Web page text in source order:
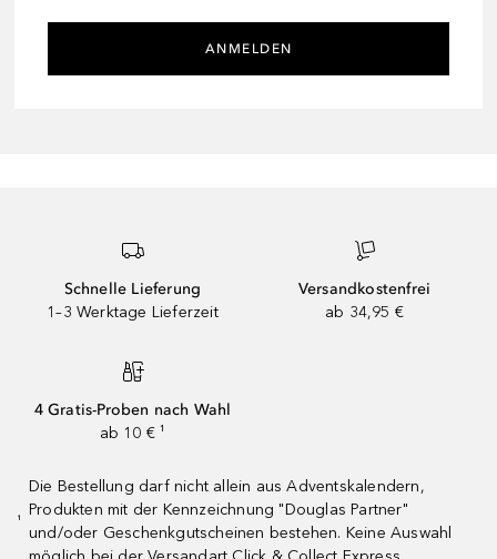
ANMELDEN
Schnelle Lieferung
1–3 Werktage Lieferzeit
Versandkostenfrei
ab 34,95 €
4 Gratis-Proben nach Wahl
ab 10 € ¹
¹
Die Bestellung darf nicht allein aus Adventskalendern,
Produkten mit der Kennzeichnung "Douglas Partner"
und/oder Geschenkgutscheinen bestehen. Keine Auswahl